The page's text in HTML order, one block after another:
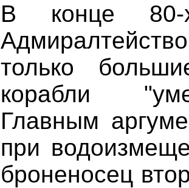
В конце 80-
только
корабли
Главным
при
броненосец